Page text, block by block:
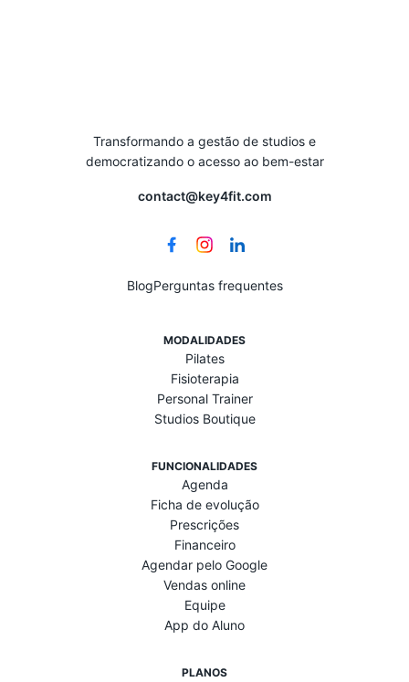
Transformando a gestão de studios e
democratizando o acesso ao bem-estar
contact@key4fit.com
BlogPerguntas frequentes
MODALIDADES
Pilates
Fisioterapia
Personal Trainer
Studios Boutique
FUNCIONALIDADES
Agenda
Ficha de evolução
Prescrições
Financeiro
Agendar pelo Google
Vendas online
Equipe
App do Aluno
PLANOS